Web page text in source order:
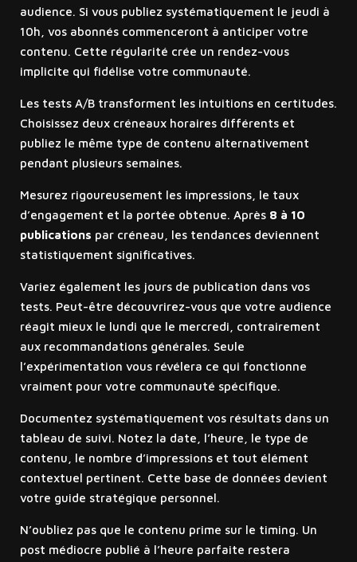
audience. Si vous publiez systématiquement le jeudi à
10h, vos abonnés commenceront à anticiper votre
contenu. Cette régularité crée un rendez-vous
implicite qui fidélise votre communauté.
Les tests A/B transforment les intuitions en certitudes.
Choisissez deux créneaux horaires différents et
publiez le même type de contenu alternativement
pendant plusieurs semaines.
Mesurez rigoureusement les impressions, le taux
d’engagement et la portée obtenue. Après 8 à 10
publications par créneau, les tendances deviennent
statistiquement significatives.
Variez également les jours de publication dans vos
tests. Peut-être découvrirez-vous que votre audience
réagit mieux le lundi que le mercredi, contrairement
aux recommandations générales. Seule
l’expérimentation vous révélera ce qui fonctionne
vraiment pour votre communauté spécifique.
Documentez systématiquement vos résultats dans un
tableau de suivi. Notez la date, l’heure, le type de
contenu, le nombre d’impressions et tout élément
contextuel pertinent. Cette base de données devient
votre guide stratégique personnel.
N’oubliez pas que le contenu prime sur le timing. Un
post médiocre publié à l’heure parfaite restera